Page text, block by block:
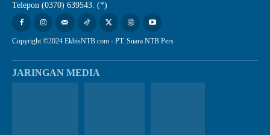
Telepon (0370) 639543. (*)
Copyright ©2024 EkbisNTB.com - PT. Suara NTB Pers
JARINGAN MEDIA